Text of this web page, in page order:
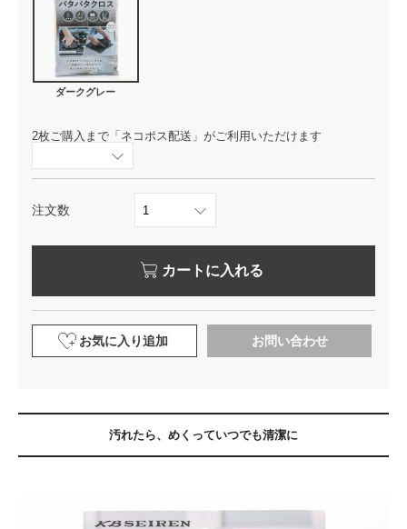
ダークグレー
2枚ご購入まで「ネコポス配送」がご利用いただけます
注文数
カートに入れる
お気に入り追加 お問い合わせ
汚れたら、めくっていつでも清潔に